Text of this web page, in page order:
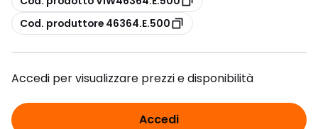
copia
Cod. produttore 46364.E.500
Accedi per visualizzare prezzi e disponibilità
Accedi